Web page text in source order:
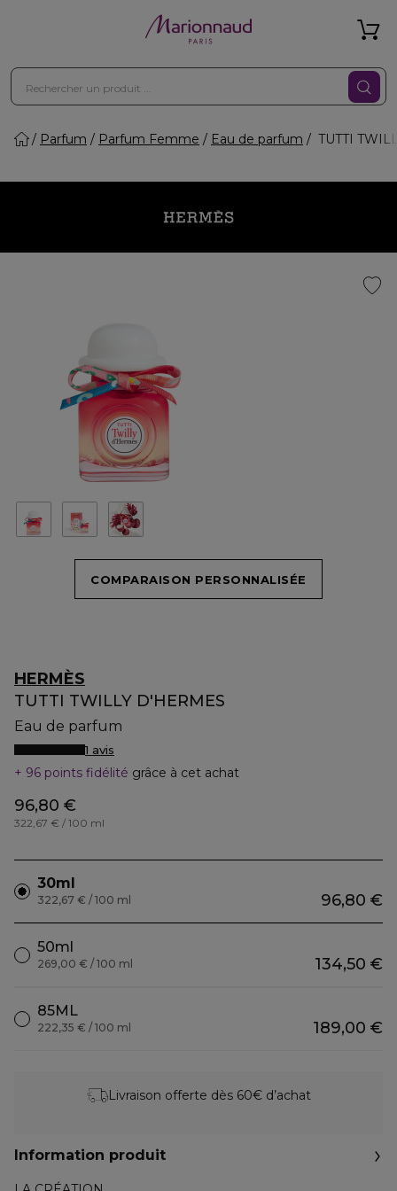
Parfum Parfum Femme Eau de parfum TUTTI
COMPARAISON PERSONNALISÉE
HERMÈS
TUTTI TWILLY D'HERMES
Eau de parfum
1 avis
96 points fidélité grâce à cet achat
96,80 €
322,67 € / 100 ml
30ml
96,80 €
322,67 € / 100 ml
50ml
134,50 €
269,00 € / 100 ml
85ML
189,00 €
222,35 € / 100 ml
Livraison offerte dès 60€ d’achat
Information produit